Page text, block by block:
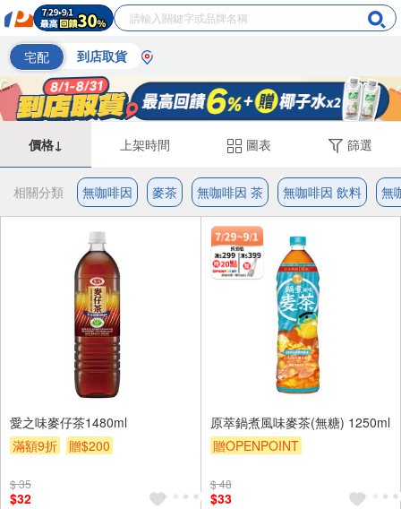
宅配 到店取貨
價格↓ 上架時間 圖表 篩選
相關分類 無咖啡因 麥茶 無咖啡因 茶 無咖啡因 飲料 無
愛之味麥仔茶1480ml
滿額9折
贈$200
$ 35
$32
原萃鍋煮風味麥茶(無糖) 1250ml
贈OPENPOINT
滿額9折
$ 48
$33